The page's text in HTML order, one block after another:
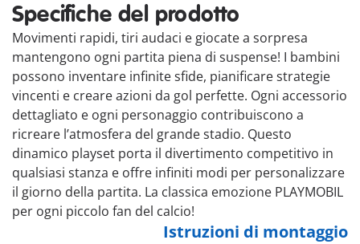
Specifiche del prodotto
Movimenti rapidi, tiri audaci e giocate a sorpresa
mantengono ogni partita piena di suspense! I bambini
possono inventare infinite sfide, pianificare strategie
vincenti e creare azioni da gol perfette. Ogni accessorio
dettagliato e ogni personaggio contribuiscono a
ricreare l’atmosfera del grande stadio. Questo
dinamico playset porta il divertimento competitivo in
qualsiasi stanza e offre infiniti modi per personalizzare
il giorno della partita. La classica emozione PLAYMOBIL
per ogni piccolo fan del calcio!
Istruzioni di montaggio